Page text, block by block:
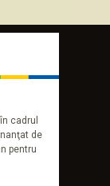
cadrul
de
pentru